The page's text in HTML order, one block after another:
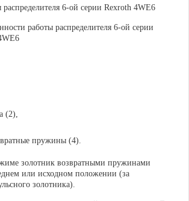
6-ой серии Rexroth 4WE6
(2),
пружины (4).
золотник возвратными пружинами
или исходном положении (за
золотника).